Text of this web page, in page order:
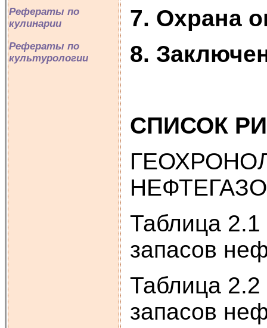
Рефераты по
кулинарии
Рефераты по
культурологии
7. Охрана
8.
СПИСОК
Таблица
запасов
Таблица
запасов